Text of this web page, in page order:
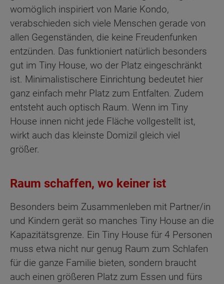
womöglich inspiriert von Marie Kondo,
verabschieden sich viele Menschen gerade von
allen Gegenständen, die keine Freudenfunken
entzünden. Das funktioniert natürlich besonders
gut im Tiny House, wo der Platz eingeschränkt
ist. Minimalistischere Einrichtung bedeutet hier
ganz einfach mehr Platz zum Entfalten. Zudem
entsteht auch optisch Raum. Wenn im Tiny
House innen nicht jede Fläche vollgestellt ist,
wirkt auch das kleinste Domizil gleich viel
größer.
Raum schaffen, wo keiner ist
Besonders beim Zusammenleben mit Partner/in
und Kindern gerät so manches Tiny House an die
Kapazitätsgrenze. Ein Tiny House für 4 Personen
muss etwa nicht nur genug Raum zum Schlafen
für die ganze Familie bieten, sondern braucht
auch einen größeren Platz zum Essen und fürs